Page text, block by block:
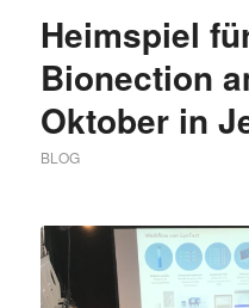
Heimspiel
Bionection
Oktober in
BLOG